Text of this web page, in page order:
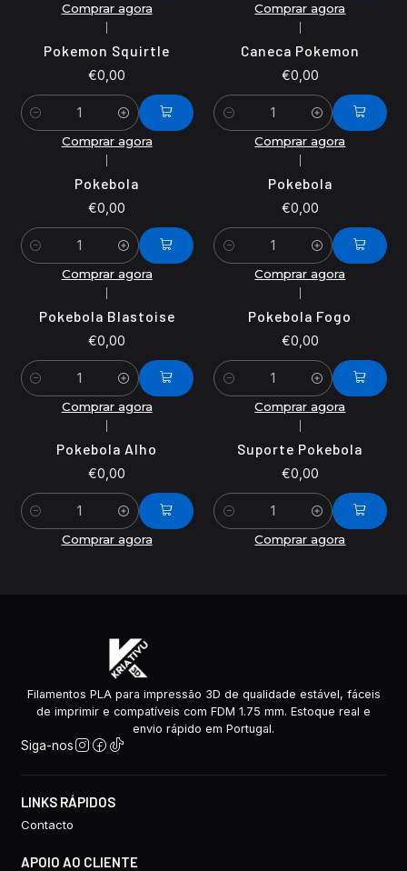
Comprar agora
Comprar agora
Pokemon Squirtle
€0,00
Quantidade
Comprar agora
Caneca Pokemon
€0,00
Quantidade
Comprar agora
Pokebola
€0,00
Quantidade
Comprar agora
Pokebola
€0,00
Quantidade
Comprar agora
Pokebola Blastoise
€0,00
Quantidade
Comprar agora
Pokebola Fogo
€0,00
Quantidade
Comprar agora
Pokebola Alho
€0,00
Quantidade
Comprar agora
Suporte Pokebola
€0,00
Quantidade
Comprar agora
Filamentos PLA para impressão 3D de qualidade estável, fáceis
de imprimir e compatíveis com FDM 1.75 mm. Estoque real e
envio rápido em Portugal.
Siga-nos
LINKS RÁPIDOS
Contacto
APOIO AO CLIENTE